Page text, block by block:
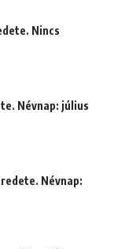
Nincs
Névnap: július
Névnap: